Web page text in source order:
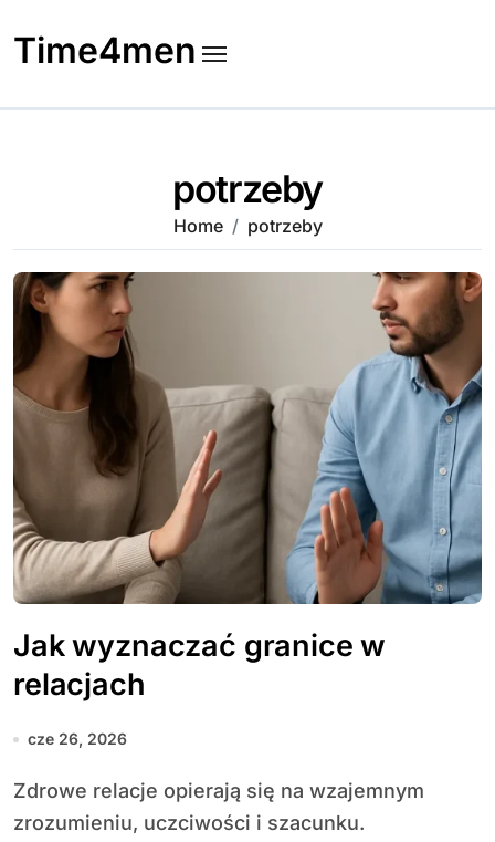
to
content
Time4men
potrzeby
Home potrzeby
Jak wyznaczać granice w
relacjach
cze 26, 2026
Zdrowe relacje opierają się na wzajemnym
zrozumieniu, uczciwości i szacunku.